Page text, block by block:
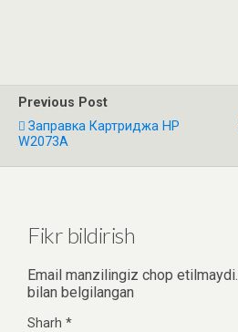
Previous Post
Заправка Картриджа HP
W2073A
Fikr bildirish
Email manzilingiz chop etilmaydi.
bilan belgilangan
Sharh *